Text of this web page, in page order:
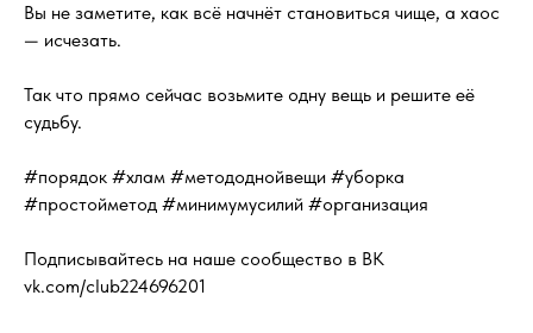
Вы не заметите, как всё начнёт становиться чище, а хаос
— исчезать.
Так что прямо сейчас возьмите одну вещь и решите её
судьбу.
#порядок #хлам #метододнойвещи #уборка
#простойметод #минимумусилий #организация
Подписывайтесь на наше сообщество в ВК
vk.com/club224696201